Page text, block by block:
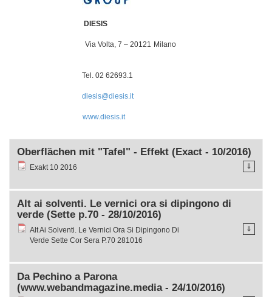
DIESIS
Via Volta, 7 – 20121 Milano
Tel. 02 62693.1
diesis@diesis.it
www.diesis.it
Oberflȁchen mit "Tafel" - Effekt (Exact - 10/2016)
Exakt 10 2016 ⇓
Alt ai solventi. Le vernici ora si dipingono di
verde (Sette p.70 - 28/10/2016)
Alt Ai Solventi. Le Vernici Ora Si Dipingono Di
Verde Sette Cor Sera P.70 281016
⇓
Da Pechino a Parona
(www.webandmagazine.media - 24/10/2016)